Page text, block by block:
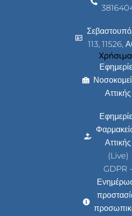
113, 11526,
Χρήσιμα
Αττικής
Αττικής
(Live)
GDPR -